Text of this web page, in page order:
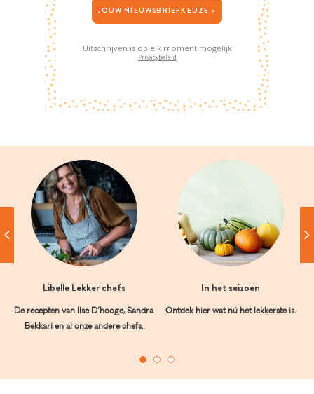
JOUW NIEUWSBRIEFKEUZE >
Uitschrijven is op elk moment mogelijk
Privacybeleid
Libelle Lekker chefs
De recepten van Ilse D’hooge, Sandra
Bekkari en al onze andere chefs.
In het seizoen
Ontdek hier wat nú het lekkerste is.